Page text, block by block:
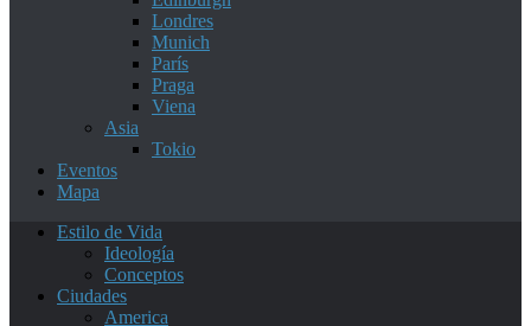
Londres
Munich
París
Praga
Viena
Asia
Tokio
Eventos
Mapa
Estilo de Vida
Ideología
Conceptos
Ciudades
America